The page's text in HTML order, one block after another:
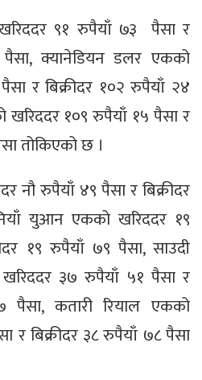
९१ रुपैयाँ ७३ पैसा र
क्यानेडियन डलर एकको
र बिक्रीदर १०२ रुपैयाँ २४
खरिददर १०९ रुपैयाँ १५ पैसा र
तोकिएको छ ।
नौ रुपैयाँ ४९ पैसा र बिक्रीदर
युआन एकको खरिददर १९
१९ रुपैयाँ ७९ पैसा, साउदी
३७ रुपैयाँ ५१ पैसा र
पैसा, कतारी रियाल एकको
र बिक्रीदर ३८ रुपैयाँ ७८ पैसा